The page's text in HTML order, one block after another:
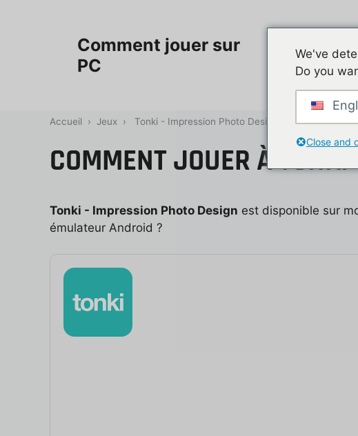
Comment jouer sur
PC
Contact
Accueil › Jeux › Tonki - Impression Photo Design
COMMENT JOUER À
Tonki - Impression Photo Design est disponible sur
émulateur Android ?
We've
Do you
Close and